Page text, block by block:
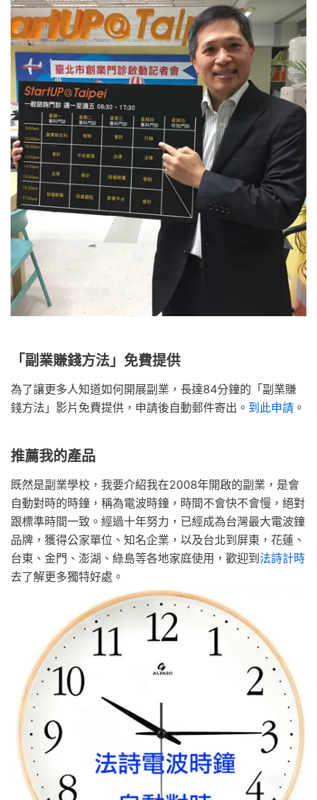
「副業賺錢方法」免費提供
為了讓更多人知道如何開展副業，長達84分鐘的「副業賺
錢方法」影片免費提供，申請後自動郵件寄出。 到此申請 。
推薦我的產品
既然是副業學校，我要介紹我在2008年開啟的副業，是會
自動對時的時鐘，稱為電波時鐘，時間不會快不會慢，絕對
跟標準時間一致。經過十年努力，已經成為台灣最大電波鐘
品牌，獲得公家單位、知名企業，以及台北到屏東，花蓮、
台東、金門、澎湖、綠島等各地家庭使用，歡迎到 法詩計時
去了解更多獨特好處。